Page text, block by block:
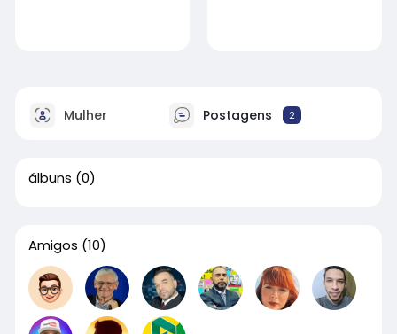
Mulher Postagens 2
álbuns (0)
Amigos (10)